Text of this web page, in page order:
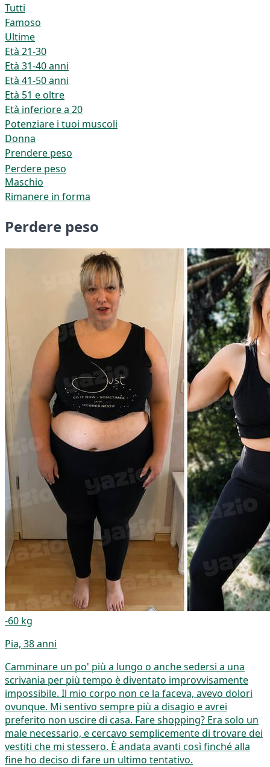
Tutti
Famoso
Ultime
Età 21-30
Età 31-40 anni
Età 41-50 anni
Età 51 e oltre
Età inferiore a 20
Potenziare i tuoi muscoli
Donna
Prendere peso
Perdere peso
Maschio
Rimanere in forma
Perdere peso
-60 kg
Pia, 38 anni
Camminare un po' più a lungo o anche sedersi a una
scrivania per più tempo è diventato improvvisamente
impossibile. Il mio corpo non ce la faceva, avevo dolori
ovunque. Mi sentivo sempre più a disagio e avrei
preferito non uscire di casa. Fare shopping? Era solo un
male necessario, e cercavo semplicemente di trovare dei
vestiti che mi stessero. È andata avanti così finché alla
fine ho deciso di fare un ultimo tentativo.